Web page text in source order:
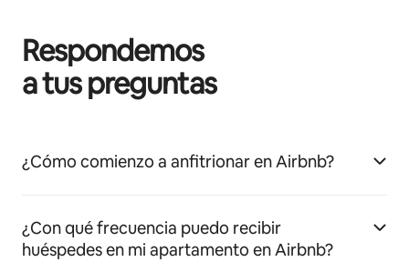
Respondemos
a tus preguntas
¿Cómo comienzo a anfitrionar en Airbnb?
¿Con qué frecuencia puedo recibir
huéspedes en mi apartamento en Airbnb?